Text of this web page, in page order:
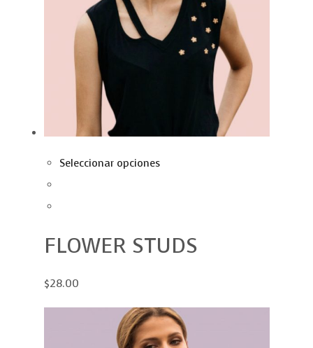
Seleccionar opciones
FLOWER STUDS
$28.00